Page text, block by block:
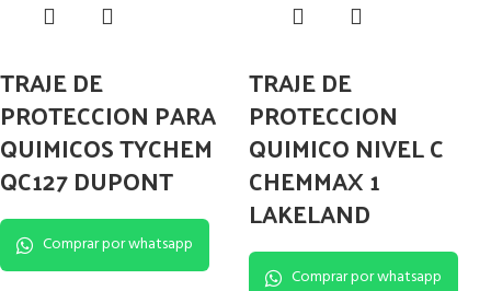
TRAJE DE
PROTECCION PARA
QUIMICOS TYCHEM
QC127 DUPONT
Comprar por whatsapp
TRAJE DE
PROTECCION
QUIMICO NIVEL C
CHEMMAX 1
LAKELAND
Comprar por whatsapp